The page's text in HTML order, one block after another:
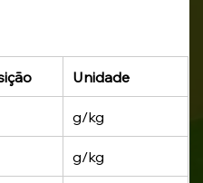
Unidade
g/kg
g/kg